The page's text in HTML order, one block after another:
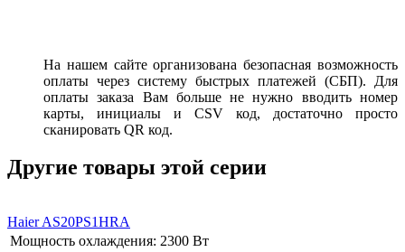
На нашем сайте организована безопасная возможность
оплаты через систему быстрых платежей (СБП). Для
оплаты заказа Вам больше не нужно вводить номер
карты, инициалы и CSV код, достаточно просто
сканировать QR код.
Другие товары этой серии
Haier AS20PS1HRA
Мощность охлаждения: 2300 Вт